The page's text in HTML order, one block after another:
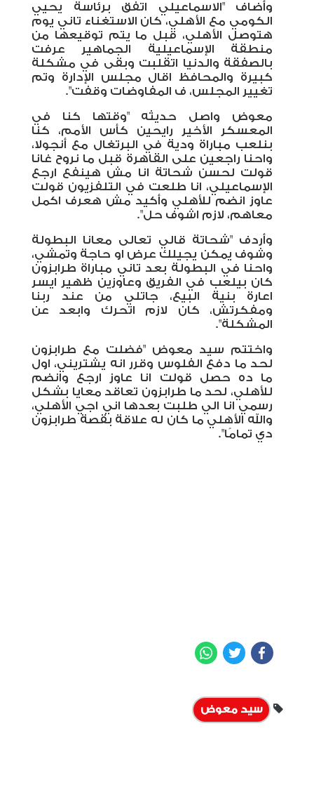
وأضاف "الاسماعيلي اتفق برئاسة يحيي
الكومي مع الأهلي، كان الاستغناء تاني يوم
هتوصل الأهلي، قبل ما يتم توقيعها من
منطقة الإسماعيلية الجماهير عرفت
بالصفقة والدنيا اتقلبت وبقى في مشكلة
كبيرة والمحافظ اقال مجلس الإدارة وتم
تغيير المجلس، ف المفاوضات وقفت".
معوض واصل حديثه "وقتها كنا في
المعسكر الأخير رايحين كأس الأمم، كنا
بنلعب مباراة ودية في البرتغال مع أنجولا،
واحنا راجعين على القاهرة قبل ما نروح غانا
قولت لحسن شحاتة انا مش هينفع ارجع
الإسماعيلي، انا طلعت في التلفزيون قولت
عاوز انضم للأهلي وأكيد مش هعرف اكمل
معاهم، لازم اشوف حل".
وأردف "شحاتة قالي تعالى معانا البطولة
وشوف يمكن يجيلك عرض او حاجة وتمشي،
واحنا في البطولة بعد تاني مباراة طرابزون
كان بيلعب في الفريق وعاوزين ظهير ايسر
اعارة بنية البيع، جاتلي من عند ربنا
ومفكرتش، كان لازم اتحرك وابعد عن
المشكلة".
واختتم سيد معوض "فضلت مع طرابزون
لحد ما دفع الفلوس وقرر انه يشتريني، اول
ما ده حصل قولت انا عاوز ارجع وانضم
للأهلي، لحد ما طرابزون تعاقد معايا بشكل
رسمي انا الي طلبت بعدها اني اجي الأهلي،
والله الأهلي ما كان له علاقة بقصة طرابزون
دي تمامًا".
Facebook
Twitter
سيد معوض